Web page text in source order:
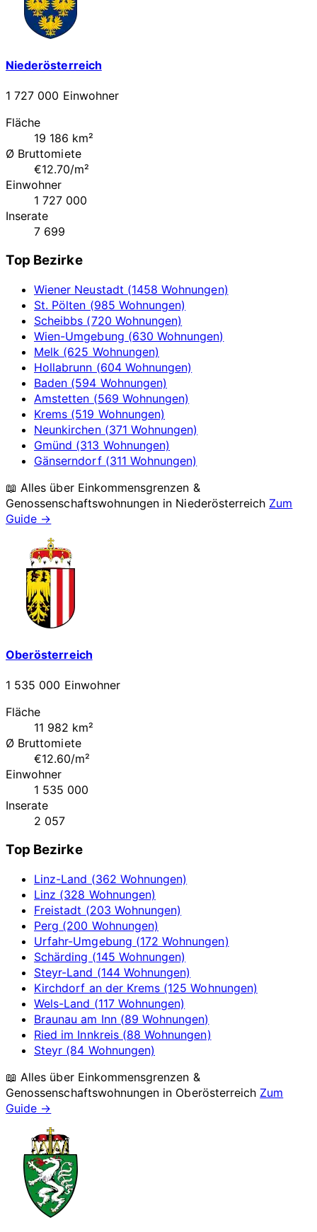
Niederösterreich
1 727 000 Einwohner
Fläche
19 186 km²
Ø Bruttomiete
€12.70/m²
Einwohner
1 727 000
Inserate
7 699
Top Bezirke
Wiener Neustadt (1458 Wohnungen)
St. Pölten (985 Wohnungen)
Scheibbs (720 Wohnungen)
Wien-Umgebung (630 Wohnungen)
Melk (625 Wohnungen)
Hollabrunn (604 Wohnungen)
Baden (594 Wohnungen)
Amstetten (569 Wohnungen)
Krems (519 Wohnungen)
Neunkirchen (371 Wohnungen)
Gmünd (313 Wohnungen)
Gänserndorf (311 Wohnungen)
📖 Alles über Einkommensgrenzen &
Genossenschaftswohnungen in Niederösterreich Zum
Guide →
Oberösterreich
1 535 000 Einwohner
Fläche
11 982 km²
Ø Bruttomiete
€12.60/m²
Einwohner
1 535 000
Inserate
2 057
Top Bezirke
Linz-Land (362 Wohnungen)
Linz (328 Wohnungen)
Freistadt (203 Wohnungen)
Perg (200 Wohnungen)
Urfahr-Umgebung (172 Wohnungen)
Schärding (145 Wohnungen)
Steyr-Land (144 Wohnungen)
Kirchdorf an der Krems (125 Wohnungen)
Wels-Land (117 Wohnungen)
Braunau am Inn (89 Wohnungen)
Ried im Innkreis (88 Wohnungen)
Steyr (84 Wohnungen)
📖 Alles über Einkommensgrenzen &
Genossenschaftswohnungen in Oberösterreich Zum
Guide →